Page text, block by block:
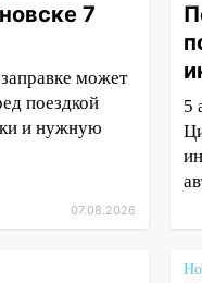
7
может
поездкой
и нужную
07.08.2026
5